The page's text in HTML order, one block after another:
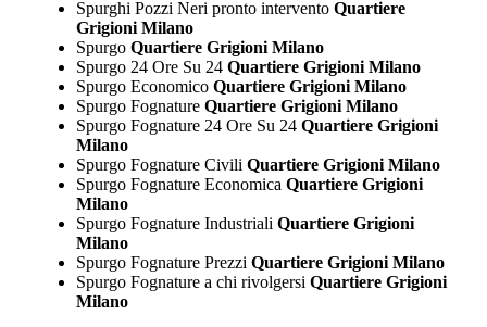
Spurghi Pozzi Neri pronto interventoQuartiere
Grigioni Milano
SpurgoQuartiere Grigioni Milano
Spurgo 24 Ore Su 24Quartiere Grigioni Milano
Spurgo EconomicoQuartiere Grigioni Milano
Spurgo FognatureQuartiere Grigioni Milano
Spurgo Fognature 24 Ore Su 24Quartiere Grigioni
Milano
Spurgo Fognature Civili Quartiere Grigioni Milano
Spurgo Fognature Economica Quartiere Grigioni
Milano
Spurgo Fognature Industriali Quartiere Grigioni
Milano
Spurgo Fognature Prezzi Quartiere Grigioni Milano
Spurgo Fognature a chi rivolgersi Quartiere Grigioni
Milano